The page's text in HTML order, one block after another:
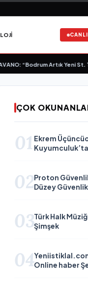
CANLI
“Bodrum Artık Yeni St.
ÇOK
01 Ekrem
02Proton
Düzey Güvenlik
03Türk Halk
Şimşek
04Online haber